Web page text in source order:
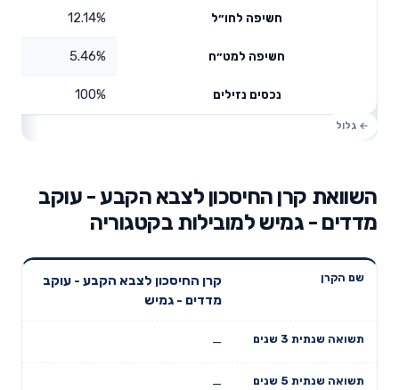
חשיפה לחו״ל 12.14%
חשיפה למט״ח 5.46%
נכסים נזילים 100%
השוואת קרן החיסכון לצבא הקבע - עוקב
מדדים - גמיש למובילות בקטגוריה
שנתית 3
תשואה
דמי ניהול
קרן החיסכון לצבא הקבע - עוקב
מדדים - גמיש
—
—